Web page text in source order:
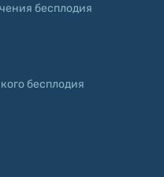
бесплодия
бесплодия